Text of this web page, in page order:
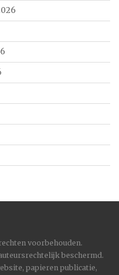
voorbehouden.
beschermd.
papieren publicatie,